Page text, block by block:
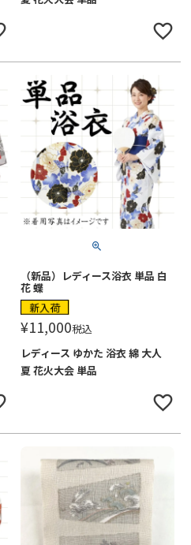
（新品）レディース浴衣 単品 白
花 蝶
新入荷
¥11,000税込
レディース ゆかた 浴衣 綿 大人
夏 花火大会 単品